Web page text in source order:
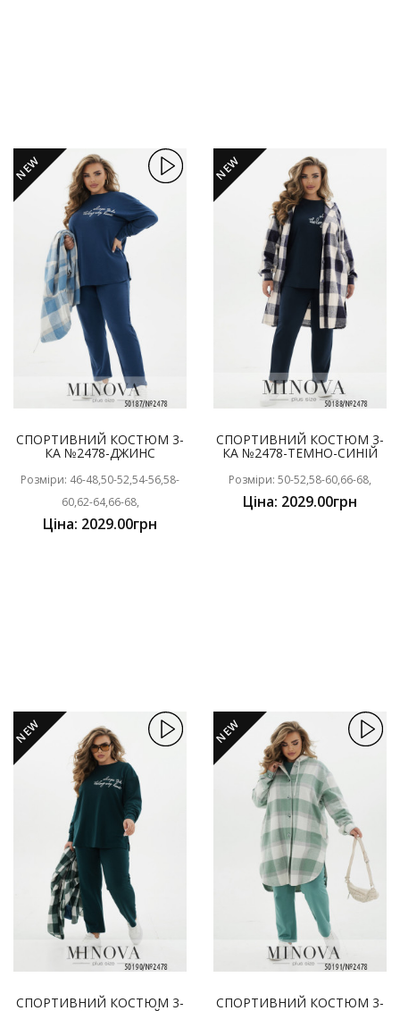
NEW
СПОРТИВНИЙ КОСТЮМ 3-
КА №2478-ДЖИНС
Розміри: 46-48,50-52,54-56,58-
60,62-64,66-68,
Ціна: 2029.00грн
NEW
СПОРТИВНИЙ КОСТЮМ 3-
КА №2478-ТЕМНО-СИНІЙ
Розміри: 50-52,58-60,66-68,
Ціна: 2029.00грн
NEW
СПОРТИВНИЙ КОСТЮМ 3-
NEW
СПОРТИВНИЙ КОСТЮМ 3-